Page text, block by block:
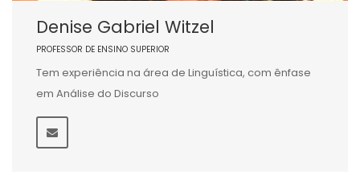
Denise Gabriel Witzel
PROFESSOR DE ENSINO SUPERIOR
Tem experiência na área de Linguística, com ênfase
em Análise do Discurso